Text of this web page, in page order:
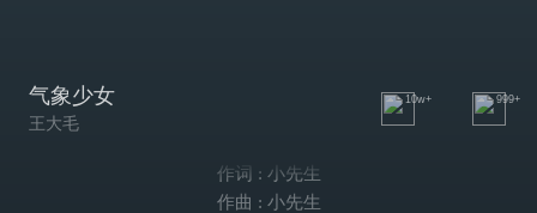
气象少女
王大毛
10w+ 999+
作词 : 小先生
作曲 : 小先生